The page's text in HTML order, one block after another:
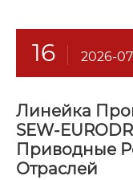
16 2026-07
Линейка
SEW-
Приводные
Отраслей